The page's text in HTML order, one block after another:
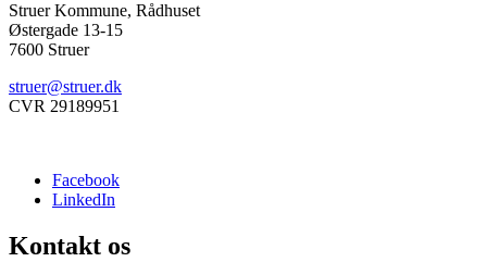
Struer Kommune, Rådhuset
Østergade 13-15
7600 Struer
struer@struer.dk
CVR 29189951
Facebook
LinkedIn
Kontakt os